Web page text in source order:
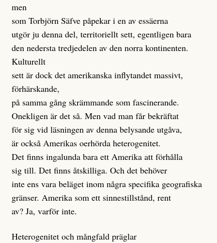
men
som Torbjörn Säfve påpekar i en av essäerna
utgör ju denna del, territoriellt sett, egentligen bara
den nedersta tredjedelen av den norra kontinenten.
Kulturellt
sett är dock det amerikanska inflytandet massivt,
förhärskande,
på samma gång skrämmande som fascinerande.
Onekligen är det så. Men vad man får bekräftat
för sig vid läsningen av denna belysande utgåva,
är också Amerikas oerhörda heterogenitet.
Det finns ingalunda bara ett Amerika att förhålla
sig till. Det finns åtskilliga. Och det behöver
inte ens vara beläget inom några specifika geografiska
gränser. Amerika som ett sinnestillstånd, rent
av? Ja, varför inte.
Heterogenitet och mångfald präglar